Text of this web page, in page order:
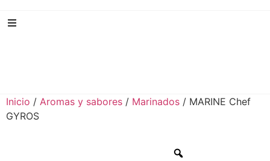
Inicio / Aromas y sabores / Marinados / MARINE Chef
GYROS